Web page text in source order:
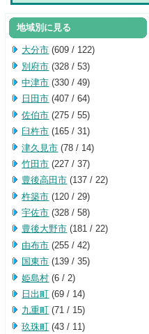
地域別に見る
大分市 (609 / 122)
別府市 (328 / 53)
中津市 (330 / 49)
日田市 (407 / 64)
佐伯市 (275 / 55)
臼杵市 (165 / 31)
津久見市 (78 / 14)
竹田市 (227 / 37)
豊後高田市 (137 / 22)
杵築市 (120 / 29)
宇佐市 (328 / 58)
豊後大野市 (181 / 22)
由布市 (255 / 42)
国東市 (139 / 35)
姫島村 (6 / 2)
日出町 (69 / 14)
九重町 (71 / 15)
玖珠町 (43 / 11)